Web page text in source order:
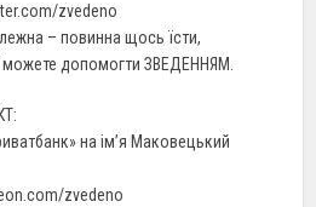
zvedeno
– повинна щось їсти,
допомогти ЗВЕДЕННЯМ.
на ім’я Маковецький
zvedeno